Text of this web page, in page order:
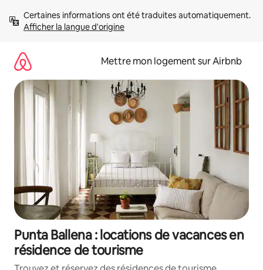
directement
Afficher la langue d'origine
Mettre mon logement sur Airbnb
Punta Ballena : locations de vacances en
résidence de tourisme